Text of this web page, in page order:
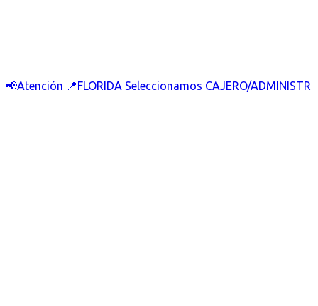
📢Atención 📍FLORIDA Seleccionamos CAJERO/ADMINISTR